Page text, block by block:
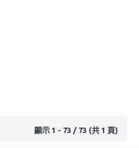
顯示 1 - 73 / 73 (共 1 頁)